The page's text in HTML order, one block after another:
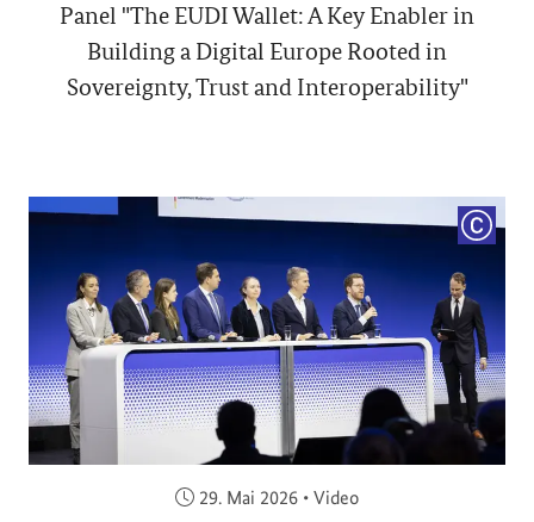
Panel "The EUDI Wallet: A Key Enabler in
Building a Digital Europe Rooted in
Sovereignty, Trust and Interoperability"
Veröffentlicht am:
29. Mai 2026 • Video